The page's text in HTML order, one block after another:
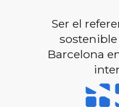
Ser el
Barcelona